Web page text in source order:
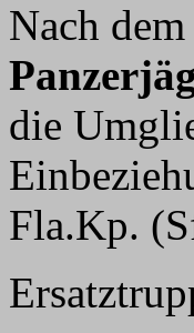
Nach
die
Fla.Kp.